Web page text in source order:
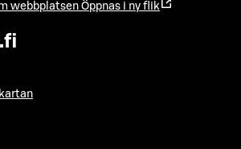
webbplatsen Öppnas i ny flik